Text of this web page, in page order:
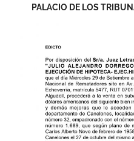
PALACIO DE LOS